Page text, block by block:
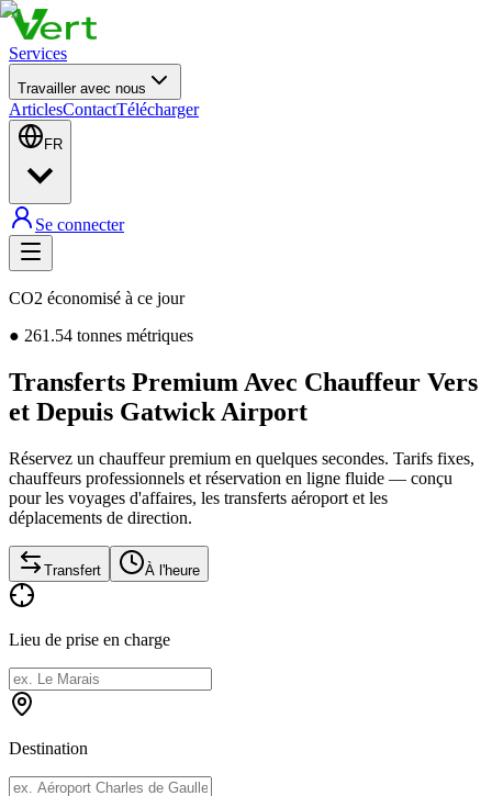
Services
Travailler avec nous
ArticlesContactTélécharger
FR
Se connecter
CO2 économisé à ce jour
● 261.54 tonnes métriques
Transferts Premium Avec Chauffeur Vers
et Depuis Gatwick Airport
Réservez un chauffeur premium en quelques secondes. Tarifs fixes,
chauffeurs professionnels et réservation en ligne fluide — conçu
pour les voyages d'affaires, les transferts aéroport et les
déplacements de direction.
Transfert À l'heure
Lieu de prise en charge
Destination